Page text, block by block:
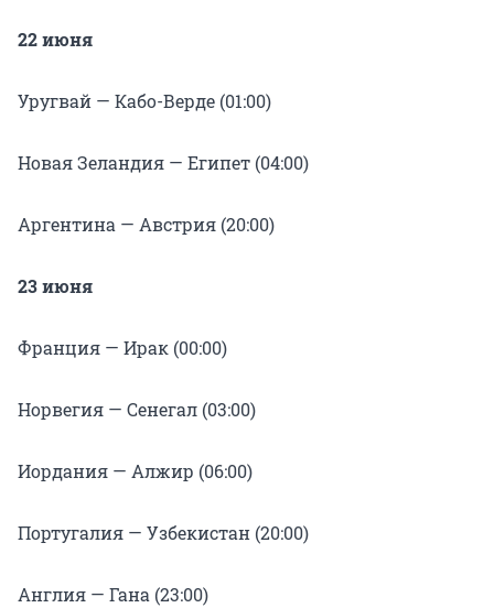
22 июня
Уругвай — Кабо-Верде (01:00)
Новая Зеландия — Египет (04:00)
Аргентина — Австрия (20:00)
23 июня
Франция — Ирак (00:00)
Норвегия — Сенегал (03:00)
Иордания — Алжир (06:00)
Португалия — Узбекистан (20:00)
Англия — Гана (23:00)